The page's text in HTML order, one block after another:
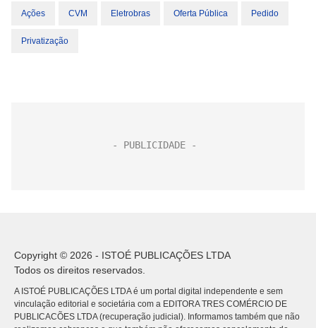
Ações CVM Eletrobras Oferta Pública Pedido
Privatização
Copyright © 2026 - ISTOÉ PUBLICAÇÕES LTDA
Todos os direitos reservados.
A ISTOÉ PUBLICAÇÕES LTDA é um portal digital independente e sem
vinculação editorial e societária com a EDITORA TRES COMÉRCIO DE
PUBLICACÕES LTDA (recuperação judicial). Informamos também que não